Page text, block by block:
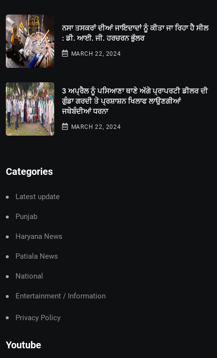
ਨਸਾ ਤਸਕਰਾਂ ਦੀਆਂ ਜਾਇਦਾਦਾਂ ਨੂੰ ਕੀਤਾ ਜਾ ਰਿਹਾ ਹੈ ਸੀਲ
: ਡੀ. ਆਈ. ਜੀ. ਹਰਚਰਨ ਭੁੱਲਰ
MARCH 22, 2024
3 ਅਪ੍ਰੈਲ ਨੂੰ ਪਸਿਆਣਾ ਥਾਣੇ ਅੱਗੇ ਪ੍ਰਾਪਰਟੀ ਡੀਲਰ ਦੀ
ਗੁੰਡਾ ਗਰਦੀ ਤੇ ਪ੍ਰਸ਼ਾਸ਼ਨ ਖਿਲਾਫ ਲਾਉਣਗੀਆਂ
ਜਥੇਬੰਦੀਆਂ ਧਰਨਾ
MARCH 22, 2024
Categories
Latest update
Punjab
Haryana News
Patiala News
National
Entertainment / Information
Privacy Policy
Youtube